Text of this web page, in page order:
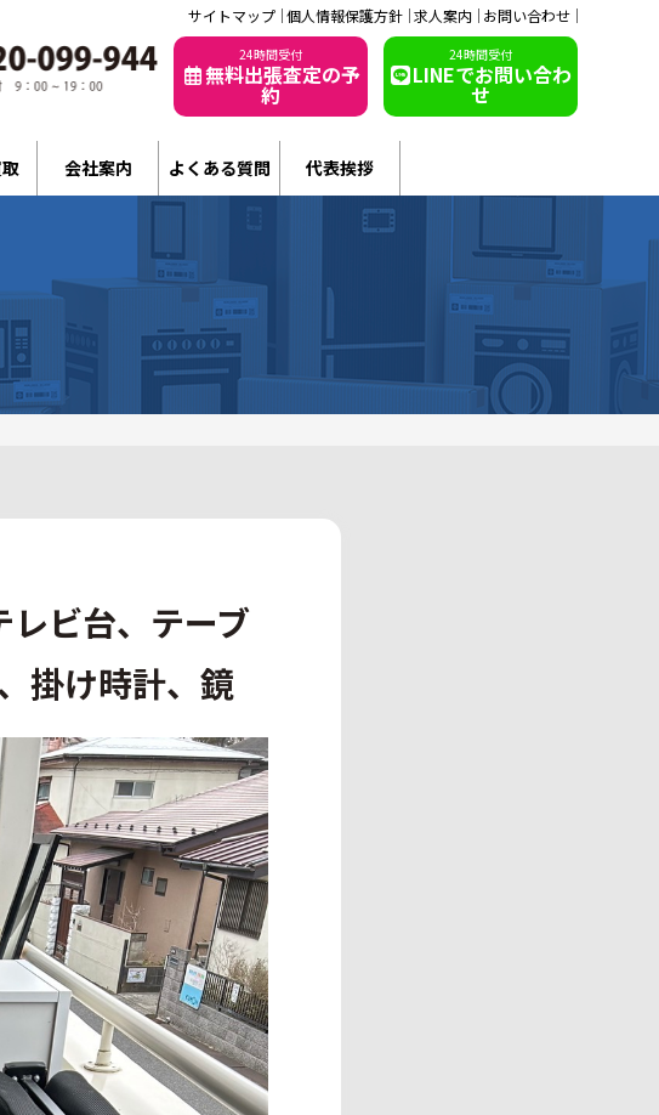
サイトマップ 個人情報保護方針 求人案内 お問い合わせ
24時間受付
無料出張査定の予
約
24時間受付
LINEでお問い合わ
せ
会社案内 よくある質問 代表挨拶
ビ台、テーブ
掛け時計、鏡